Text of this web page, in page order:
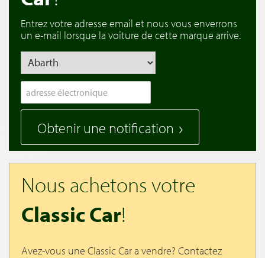
Entrez votre adresse email et nous vous enverrons
un e-mail lorsque la voiture de cette marque arrive.
Obtenir une notification
Nous achetons votre
Classic Car!
Avez-vous une Classic Car a vendre? Contactez